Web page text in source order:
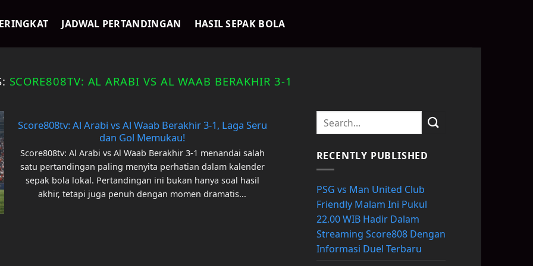
JADWAL PERTANDINGAN HASIL SEPAK BOLA
SCORE808TV: AL ARABI VS AL WAAB BERAKHIR 3-1
Score808tv: Al Arabi vs Al Waab Berakhir 3-1, Laga Seru
dan Gol Memukau!
Score808tv: Al Arabi vs Al Waab Berakhir 3-1 menandai salah
satu pertandingan paling menyita perhatian dalam kalender
sepak bola lokal. Pertandingan ini bukan hanya soal hasil
akhir, tetapi juga penuh dengan momen dramatis...
RECENTLY PUBLISHED
PSG vs Man United Club
Friendly Malam Ini Pukul
22.00 WIB Hadir Dalam
Streaming Score808 Dengan
Informasi Duel Terbaru